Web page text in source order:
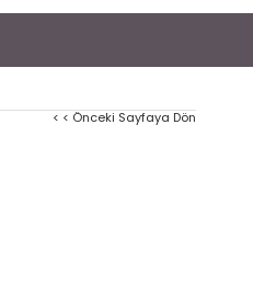
< < Önceki Sayfaya Dön